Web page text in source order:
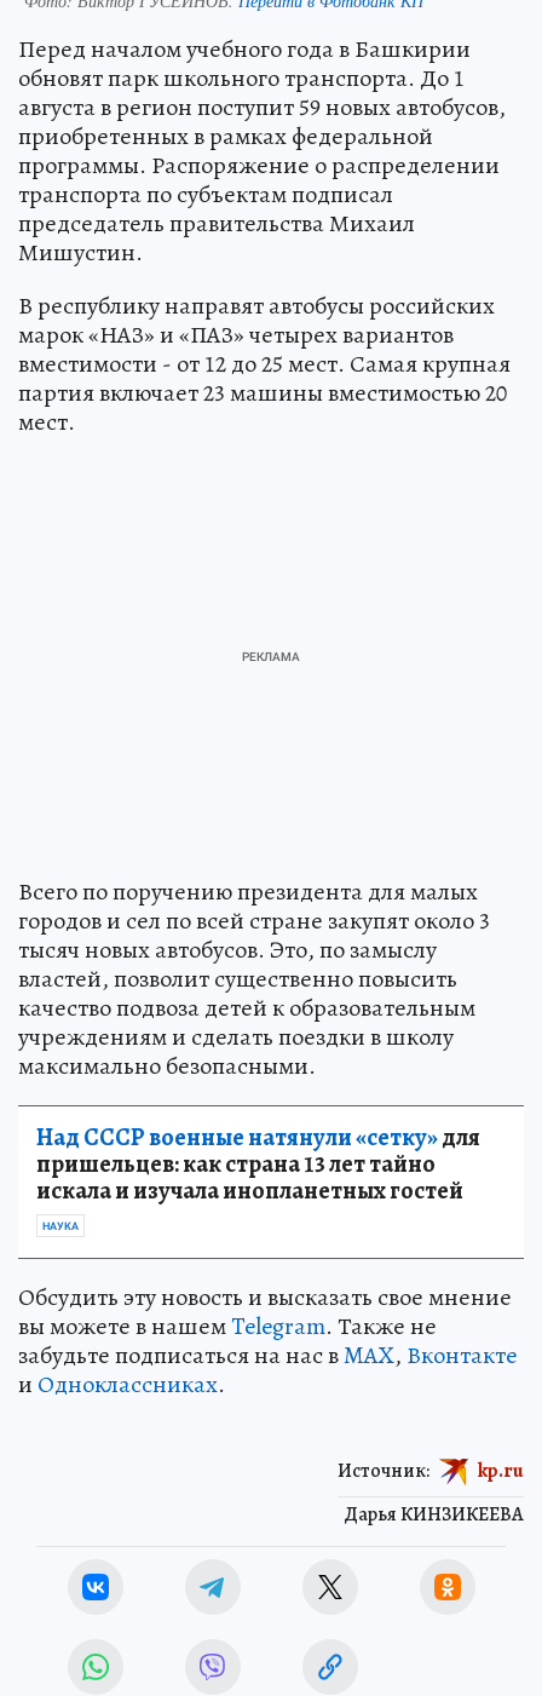
Перед началом учебного года в Башкирии
обновят парк школьного транспорта. До 1
августа в регион поступит 59 новых автобусов,
приобретенных в рамках федеральной
программы. Распоряжение о распределении
транспорта по субъектам подписал
председатель правительства Михаил
Мишустин.
В республику направят автобусы российских
марок «НАЗ» и «ПАЗ» четырех вариантов
вместимости - от 12 до 25 мест. Самая крупная
партия включает 23 машины вместимостью 20
мест.
Всего по поручению президента для малых
городов и сел по всей стране закупят около 3
тысяч новых автобусов. Это, по замыслу
властей, позволит существенно повысить
качество подвоза детей к образовательным
учреждениям и сделать поездки в школу
максимально безопасными.
Над СССР военные натянули «сетку»для
пришельцев: как страна 13 лет тайно
искала и изучала инопланетных гостей
НАУКА
Обсудить эту новость и высказать свое мнение
вы можете в нашемTelegram. Также не
забудьте подписаться на нас вMAX, Вконтакте
и Одноклассниках.
Дарья КИНЗИКЕЕВА
Источник: kp.ru